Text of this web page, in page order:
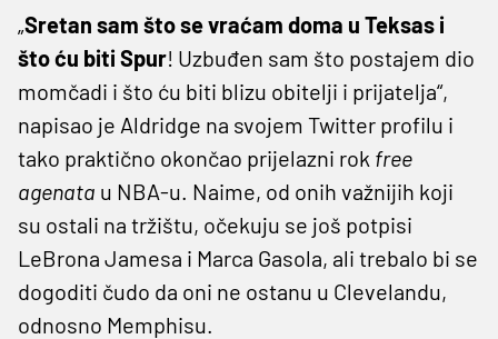
„Sretan sam što se vraćam doma u Teksas i
što ću biti Spur! Uzbuđen sam što postajem dio
momčadi i što ću biti blizu obitelji i prijatelja“,
napisao je Aldridge na svojem Twitter profilu i
tako praktično okončao prijelazni rok free
agenata u NBA-u. Naime, od onih važnijih koji
su ostali na tržištu, očekuju se još potpisi
LeBrona Jamesa i Marca Gasola, ali trebalo bi se
dogoditi čudo da oni ne ostanu u Clevelandu,
odnosno Memphisu.